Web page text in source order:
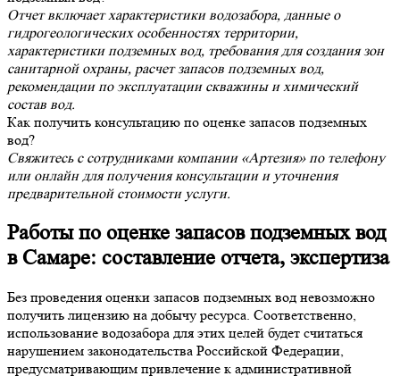
Отчет включает характеристики водозабора, данные о
гидрогеологических особенностях территории,
характеристики подземных вод, требования для создания зон
санитарной охраны, расчет запасов подземных вод,
рекомендации по эксплуатации скважины и химический
состав вод.
Как получить консультацию по оценке запасов подземных
вод?
Свяжитесь с сотрудниками компании «Артезия» по телефону
или онлайн для получения консультации и уточнения
предварительной стоимости услуги.
Работы по оценке запасов подземных вод
в Самаре: составление отчета, экспертиза
Без проведения оценки запасов подземных вод невозможно
получить лицензию на добычу ресурса. Соответственно,
использование водозабора для этих целей будет считаться
нарушением законодательства Российской Федерации,
предусматривающим привлечение к административной